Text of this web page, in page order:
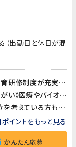
（出勤日と休日が混
《未経験歓迎・先輩が丁寧に教えます》教育研修制度が充実しているので、製造・検査業務が初めての方も安心してスタートできます。アットホームな職場で長く働きやすい環境です。
《医療・バイオ分野の製品に携われるやりがい》医療やバイオ分野で使用されるマイクロ流路チップの品質を守る、社会に貢献できるお仕事です。クリーンルームでの作業で清潔な環境が保たれています。
《時短勤務も相談可》家庭や育児との両立を考えている方も歓迎。時短勤務のご相談に対応しています。家庭都合での休みも取りやすい職場です。
イントをもっと見る
かんたん応募